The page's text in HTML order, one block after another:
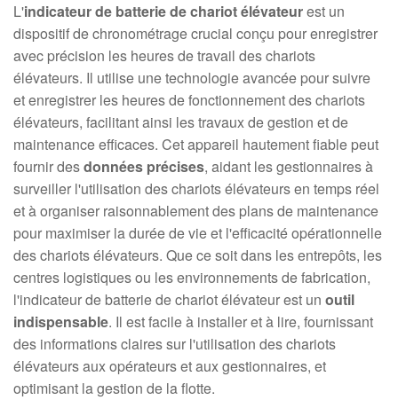
L'indicateur de batteriede chariot élévateurest un
dispositif de chronométrage crucial conçu pour enregistrer
avec précision les heures de travail des chariots
élévateurs. Il utilise une technologie avancée pour suivre
et enregistrer les heures de fonctionnement des chariots
élévateurs, facilitant ainsi les travaux de gestion et de
maintenance efficaces. Cet appareil hautement fiable peut
fournir desdonnées précises, aidant les gestionnaires à
surveiller l'utilisation des chariots élévateurs en temps réel
et à organiser raisonnablement des plans de maintenance
pour maximiser la durée de vie et l'efficacité opérationnelle
des chariots élévateurs. Que ce soit dans les entrepôts, les
centres logistiques ou les environnements de fabrication,
l'indicateur de batterie de chariot élévateur est un outil
indispensable. Il est facile à installer et à lire, fournissant
des informations claires sur l'utilisation des chariots
élévateurs aux opérateurs et aux gestionnaires, et
optimisant la gestion de la flotte.